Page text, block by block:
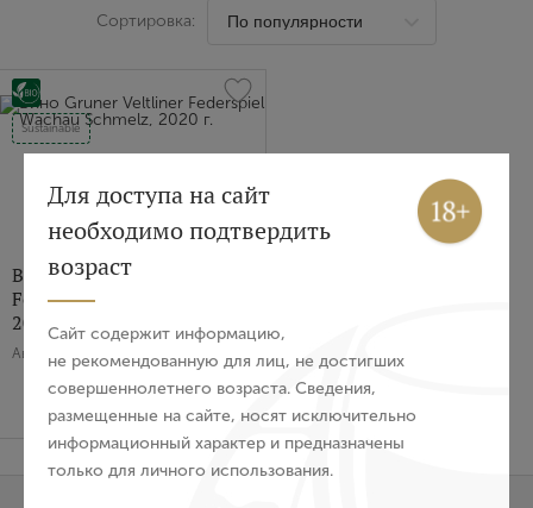
Сортировка:
Sustainable
Вино Gruner Veltliner
Federspiel Wachau Schmelz,
2020 г.
Австрия, Белое, Сухое, 0.75 л
Нет в наличии
6 192 ₽
Для доступа на сайт
необходимо подтвердить
возраст
Сайт содержит информацию,
не рекомендованную для лиц, не достигших
совершеннолетнего возраста. Сведения,
размещенные на сайте, носят исключительно
информационный характер и предназначены
только для личного использования.
Вход Регистрация
Пароль
Войти